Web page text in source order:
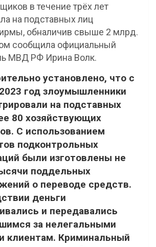
в течение трёх лет
на подставных лиц
обналичив свыше 2 млрд.
сообщила официальный
МВД РФ Ирина Волк.
установлено, что с
год злоумышленники
на подставных
80 хозяйствующих
С использованием
подконтрольных
были изготовлены не
поддельных
о переводе средств.
деньги
и передавались
за нелегальными
клиентам. Криминальный